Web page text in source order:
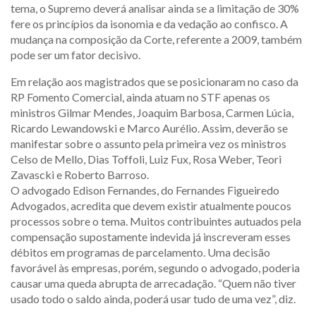
tema, o Supremo deverá analisar ainda se a limitação de 30%
fere os princípios da isonomia e da vedação ao confisco. A
mudança na composição da Corte, referente a 2009, também
pode ser um fator decisivo.
Em relação aos magistrados que se posicionaram no caso da
RP Fomento Comercial, ainda atuam no STF apenas os
ministros Gilmar Mendes, Joaquim Barbosa, Carmen Lúcia,
Ricardo Lewandowski e Marco Aurélio. Assim, deverão se
manifestar sobre o assunto pela primeira vez os ministros
Celso de Mello, Dias Toffoli, Luiz Fux, Rosa Weber, Teori
Zavascki e Roberto Barroso.
O advogado Edison Fernandes, do Fernandes Figueiredo
Advogados, acredita que devem existir atualmente poucos
processos sobre o tema. Muitos contribuintes autuados pela
compensação supostamente indevida já inscreveram esses
débitos em programas de parcelamento. Uma decisão
favorável às empresas, porém, segundo o advogado, poderia
causar uma queda abrupta de arrecadação. “Quem não tiver
usado todo o saldo ainda, poderá usar tudo de uma vez”, diz.